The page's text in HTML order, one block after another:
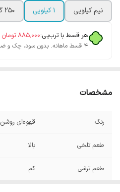
نیم کیلویی
1 کیلویی 250 گرمی
هر قسط با ترب‌پی:۸۸۵٬۰۰۰ تومان
۴ قسط ماهانه. بدون سود، چک و ضامن.
مشخصات
رنگ قهوه‌ای روشن
طعم تلخی بالا
طعم ترشی کم